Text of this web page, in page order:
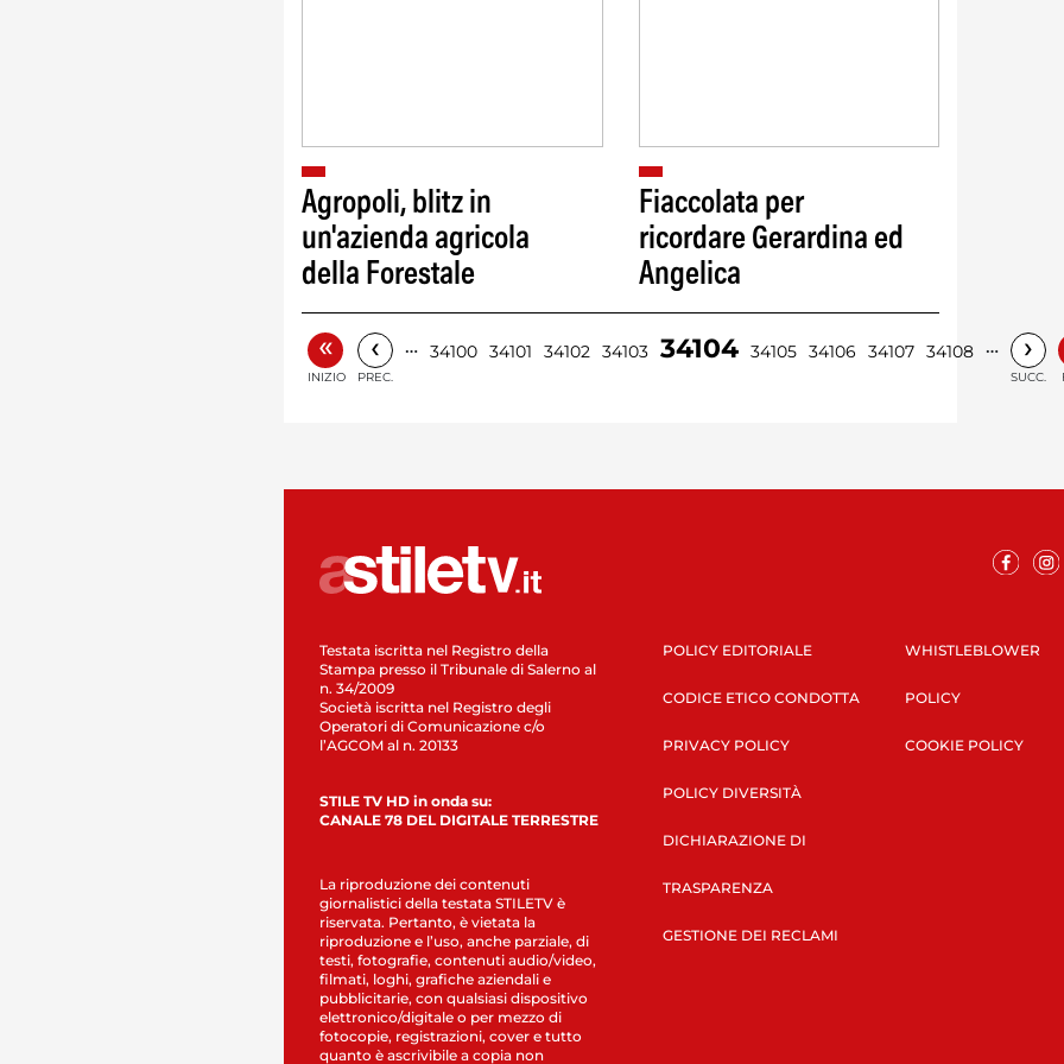
Agropoli, blitz in
un'azienda agricola
della Forestale
Fiaccolata per
ricordare Gerardina ed
Angelica
«
INIZIO
‹
PREC.
… 34100 34101 34102 34103 34104 34105 34106 34107 34108 … ›
SUCC.
Testata iscritta nel Registro della
Stampa presso il Tribunale di Salerno al
n. 34/2009
Società iscritta nel Registro degli
Operatori di Comunicazione c/o
l’AGCOM al n. 20133
STILE TV HD in onda su:
CANALE 78 DEL DIGITALE TERRESTRE
La riproduzione dei contenuti
giornalistici della testata STILETV è
riservata. Pertanto, è vietata la
riproduzione e l’uso, anche parziale, di
testi, fotografie, contenuti audio/video,
filmati, loghi, grafiche aziendali e
pubblicitarie, con qualsiasi dispositivo
elettronico/digitale o per mezzo di
fotocopie, registrazioni, cover e tutto
quanto è ascrivibile a copia non
POLICY EDITORIALE
CODICE ETICO CONDOTTA
PRIVACY POLICY
POLICY DIVERSITÀ
DICHIARAZIONE DI
TRASPARENZA
GESTIONE DEI RECLAMI
WHISTLEBLOWER
POLICY
COOKIE POLICY